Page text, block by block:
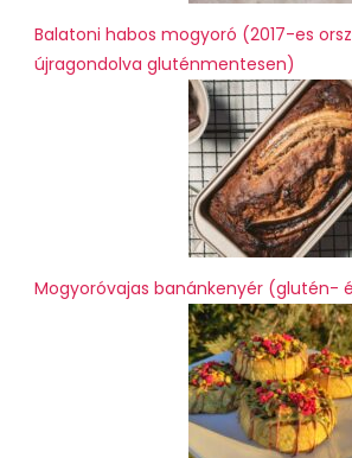
Balatoni habos mogyoró (2017-es
újragondolva gluténmentesen)
Mogyoróvajas banánkenyér (glutén-